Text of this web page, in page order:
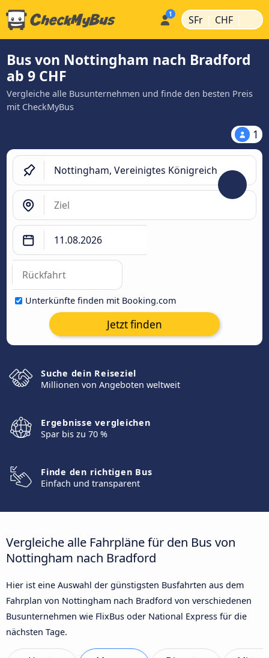
SFr | CHF |
Bus von Nottingham nach Bradford
ab 9 CHF
Vergleiche alle Busunternehmen und finde den besten Preis
mit CheckMyBus
1
Unterkünfte finden mit Booking.com
Jetzt finden
Suche dein Reiseziel
Millionen von Angeboten weltweit
Ergebnisse vergleichen
Spar bis zu 70 %
Finde den richtigen Bus
Einfach und transparent
Vergleiche alle Fahrpläne für den Bus von
Nottingham nach Bradford
Hier ist eine Auswahl der günstigsten Busfahrten aus dem
Fahrplan von Nottingham nach Bradford von verschiedenen
Busunternehmen wie FlixBus oder National Express für die
nächsten Tage.